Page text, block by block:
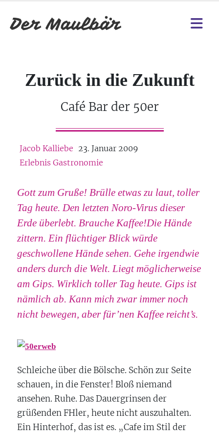
Zurück in die Zukunft
Café Bar der 50er
Jacob Kalliebe 23. Januar 2009
Erlebnis Gastronomie
Gott zum Gruße! Brülle etwas zu laut, toller
Tag heute. Den letzten Noro-Virus dieser
Erde überlebt. Brauche Kaffee!Die Hände
zittern. Ein flüchtiger Blick würde
geschwollene Hände sehen. Gehe irgendwie
anders durch die Welt. Liegt möglicherweise
am Gips. Wirklich toller Tag heute. Gips ist
nämlich ab. Kann mich zwar immer noch
nicht bewegen, aber für’nen Kaffee reicht’s.
Schleiche über die Bölsche. Schön zur Seite
schauen, in die Fenster! Bloß niemand
ansehen. Ruhe. Das Dauergrinsen der
grüßenden FHler, heute nicht auszuhalten.
Ein Hinterhof, das ist es. „Cafe im Stil der